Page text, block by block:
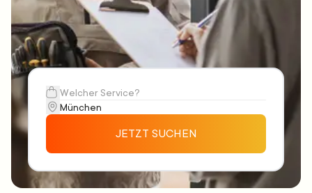
JETZT SUCHEN